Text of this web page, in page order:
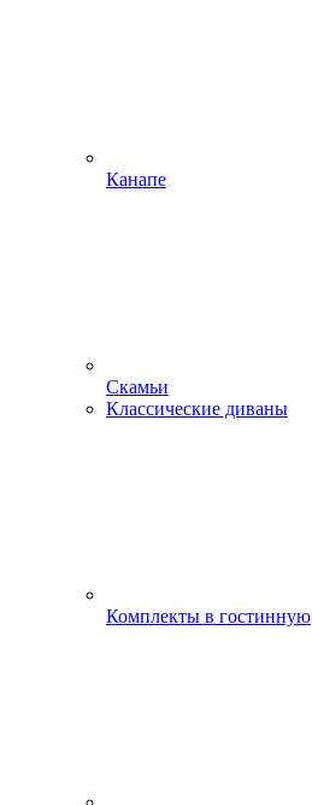
Канапе
Скамьи
Классические диваны
Комплекты в гостинную